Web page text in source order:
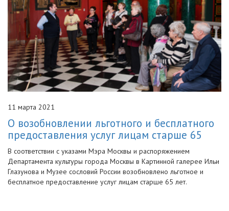
11 марта 2021
О возобновлении льготного и бесплатного
предоставления услуг лицам старше 65
В соответствии с указами Мэра Москвы и распоряжением
Департамента культуры города Москвы в Картинной галерее Ильи
Глазунова и Музее сословий России возобновлено льготное и
бесплатное предоставление услуг лицам старше 65 лет.